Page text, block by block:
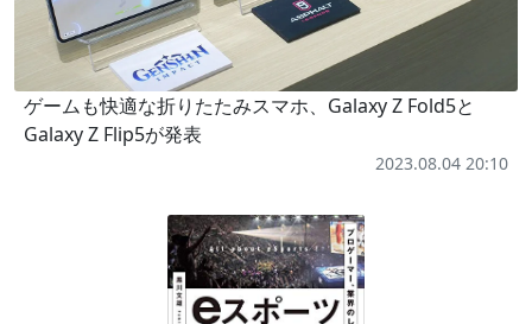
ゲームも快適な折りたたみスマホ、Galaxy Z Fold5と
Galaxy Z Flip5が発表
2023.08.04 20:10